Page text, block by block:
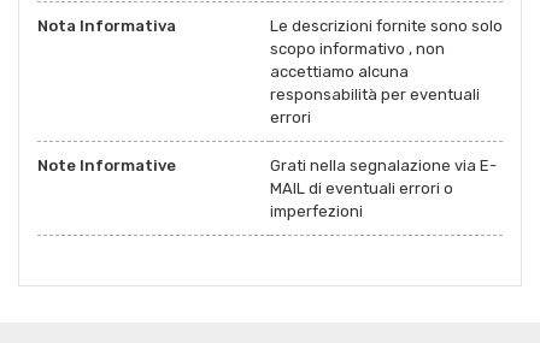
Nota Informativa
Le descrizioni fornite sono solo
scopo informativo , non
accettiamo alcuna
responsabilità per eventuali
errori
Note Informative
Grati nella segnalazione via E-
MAIL di eventuali errori o
imperfezioni